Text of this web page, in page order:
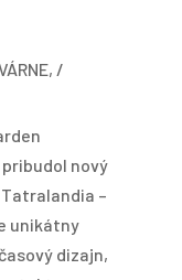
, /
nový
–
unikátny
dizajn,